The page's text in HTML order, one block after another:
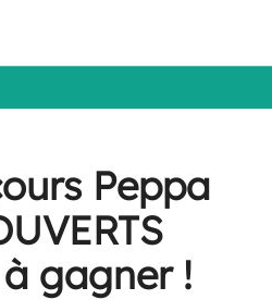
Peppa
gagner !